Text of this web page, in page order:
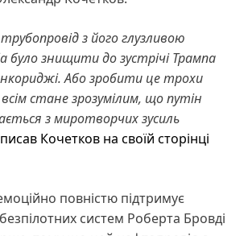
з його глузливою
було знищити до зустрічі Трампа
Або зробити це трохи
стане зрозумілим, що путін
з миротворчих зусиль
Кочетков на своїй сторінці
повністю підтримує
систем Роберта Бровді